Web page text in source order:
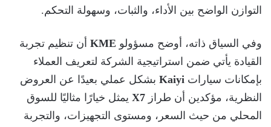
التوازن الواضح بين الأداء، والثبات، وسهولة التحكم.
وفي السياق ذاته، أوضح مسؤولو KME أن تنظيم تجربة
القيادة يأتي ضمن استراتيجية الشركة لتعريف العملاء
بإمكانات سيارات Kaiyi بشكل عملي بعيدًا عن العروض
النظرية، مؤكدين أن طراز X7 يمثل خيارًا مثاليًا للسوق
المحلي من حيث السعر، ومستوى التجهيزات، والتجربة